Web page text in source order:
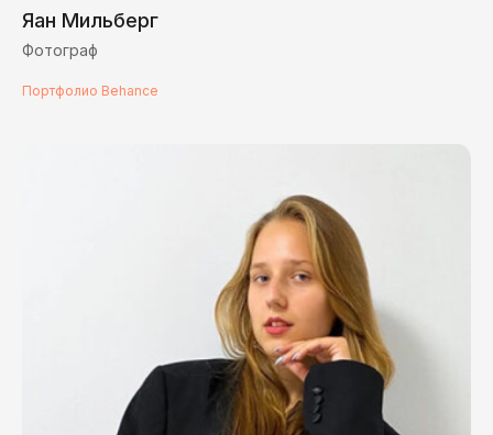
Яан Мильберг
Фотограф
Портфолио Behance